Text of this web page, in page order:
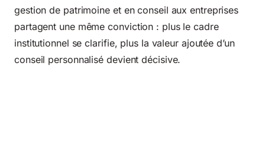
gestion de patrimoine et en conseil aux entreprises
partagent une même conviction : plus le cadre
institutionnel se clarifie, plus la valeur ajoutée d’un
conseil personnalisé devient décisive.